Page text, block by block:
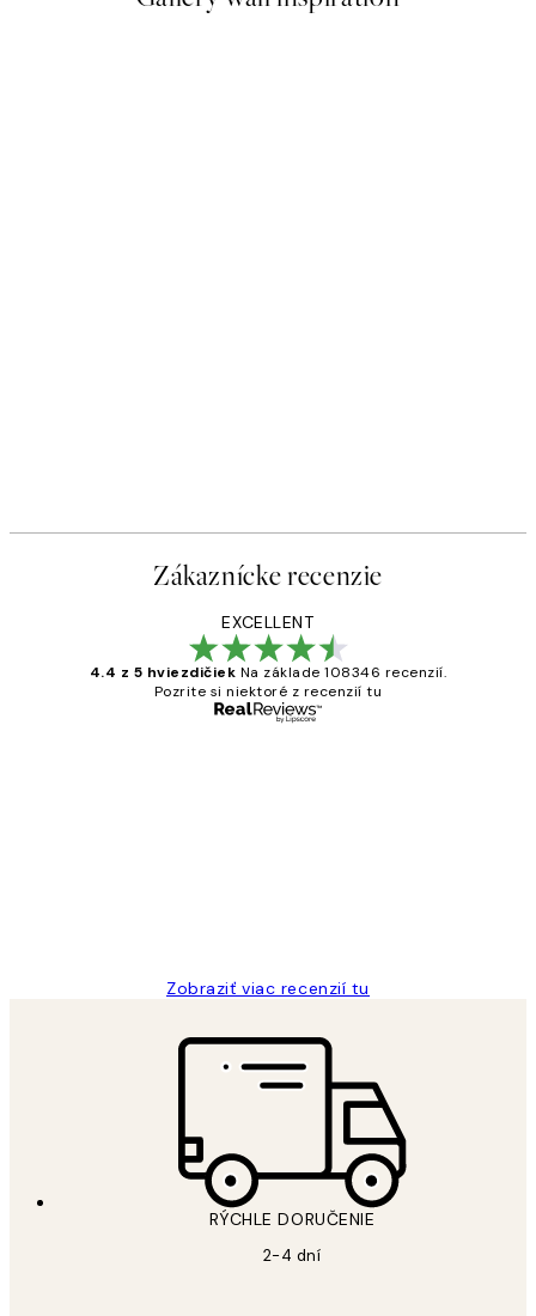
Zákaznícke recenzie
EXCELLENT
4.4 z 5 hviezdičiek Na základe 108346 recenzií.
Pozrite si niektoré z recenzií tu
Zobraziť viac recenzií tu
RÝCHLE DORUČENIE
2-4 dní